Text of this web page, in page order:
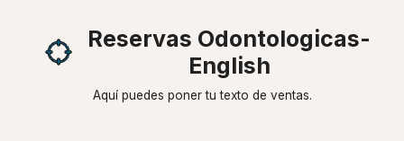
Reservas Odontologicas-
English
Aquí puedes poner tu texto de ventas.